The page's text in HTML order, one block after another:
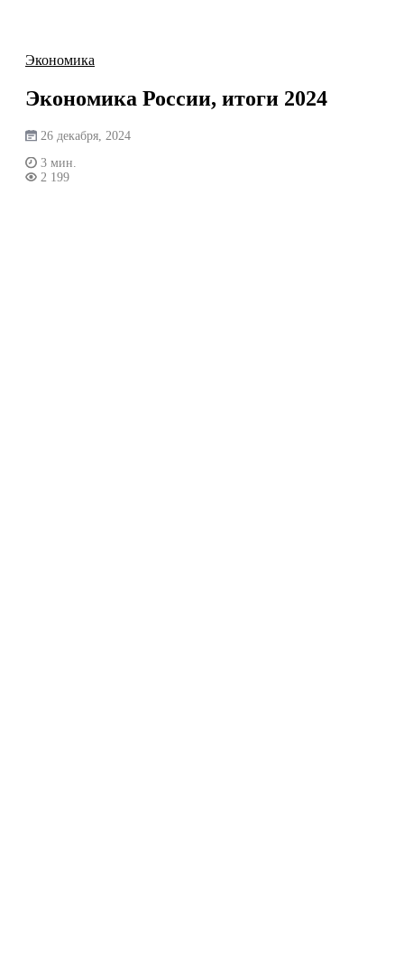
Экономика
Экономика России, итоги 2024
26 декабря, 2024
3 мин.
2 199